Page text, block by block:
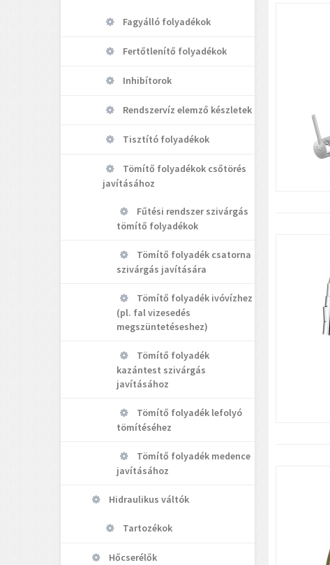
Fagyálló folyadékok
Fertőtlenítő folyadékok
Inhibítorok
Rendszervíz elemző készletek
Tisztító folyadékok
Tömítő folyadékok csőtörés
javításához
Fűtési rendszer szivárgás
tömítő folyadékok
Tömítő folyadék csatorna
szivárgás javítására
Tömítő folyadék ivóvízhez
(pl. fal vizesedés
megszüntetéseshez)
Tömítő folyadék
kazántest szivárgás
javításához
Tömítő folyadék lefolyó
tömítéséhez
Tömítő folyadék medence
javításához
Hidraulikus váltók
Tartozékok
Hőcserélők